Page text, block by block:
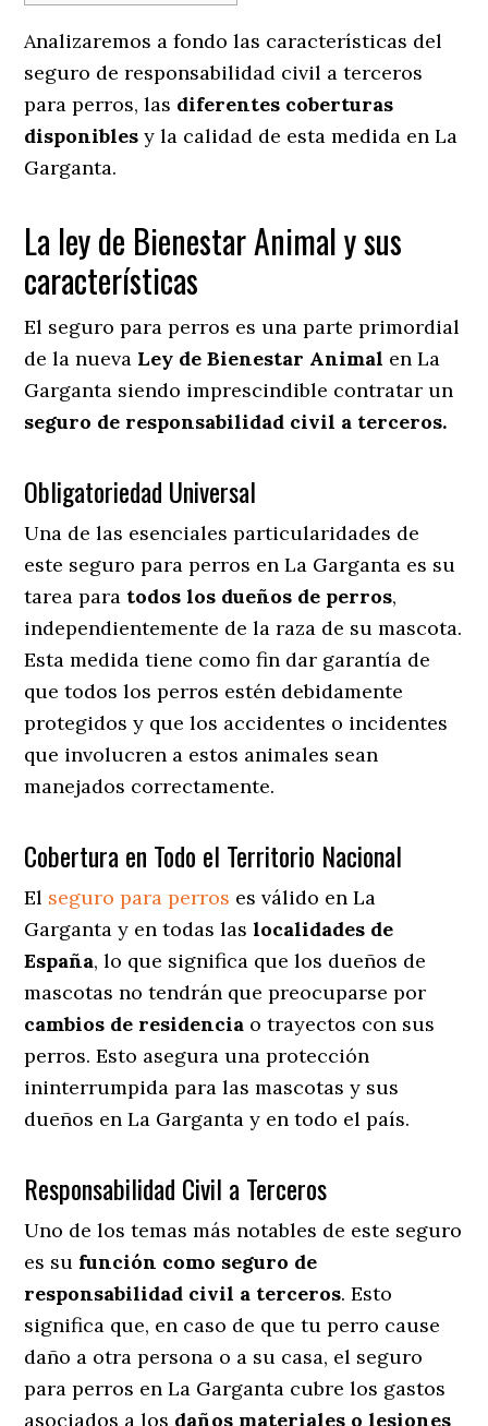
Analizaremos a fondo las características del
seguro de responsabilidad civil a terceros
para perros, las diferentes coberturas
disponibles y la calidad de esta medida en La
Garganta.
La ley de Bienestar Animal y sus
características
El seguro para perros es una parte primordial
de la nueva Ley de Bienestar Animal en La
Garganta siendo imprescindible contratar un
seguro de responsabilidad civil a terceros.
Obligatoriedad Universal
Una de las esenciales particularidades de
este seguro para perros en La Garganta es su
tarea para todos los dueños de perros,
independientemente de la raza de su mascota.
Esta medida tiene como fin dar garantía de
que todos los perros estén debidamente
protegidos y que los accidentes o incidentes
que involucren a estos animales sean
manejados correctamente.
Cobertura en Todo el Territorio Nacional
El seguro para perros es válido en La
Garganta y en todas laslocalidades de
España, lo que significa que los dueños de
mascotas no tendrán que preocuparse por
cambios de residencia o trayectos con sus
perros. Esto asegura una protección
ininterrumpida para las mascotas y sus
dueños en La Garganta y en todo el país.
Responsabilidad Civil a Terceros
Uno de los temas más notables de este seguro
es su función como seguro de
responsabilidad civil a terceros. Esto
significa que, en caso de que tu perro cause
daño a otra persona o a su casa, el seguro
para perros en La Garganta cubre los gastos
asociados a los daños materiales o lesiones